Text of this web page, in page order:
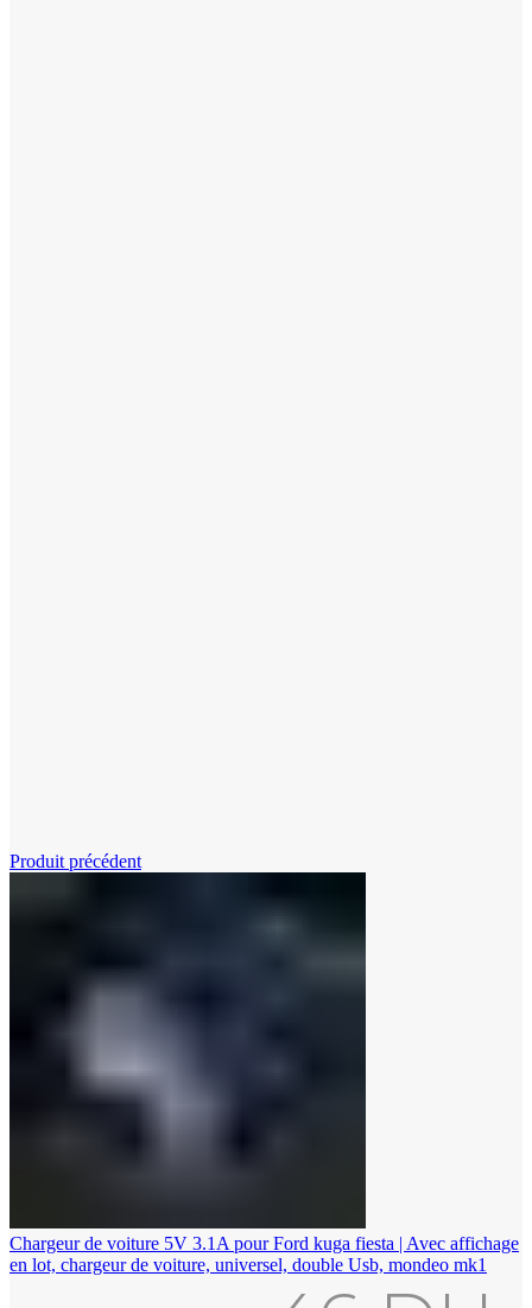
Produit précédent
Chargeur de voiture 5V 3.1A pour Ford kuga fiesta | Avec affichage
en lot, chargeur de voiture, universel, double Usb, mondeo mk1